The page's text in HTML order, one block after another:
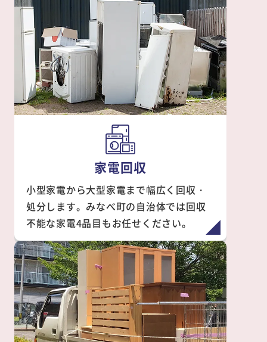
家電回収
小型家電から大型家電まで幅広く回収・
処分します。みなべ町の自治体では回収
不能な家電4品目もお任せください。